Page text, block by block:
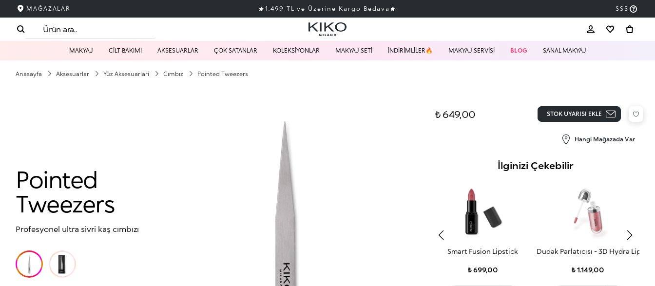
MAĞAZALAR 1.499 TL ve Üzerine Kargo Bedava SSS
MAKYAJ CİLT BAKIMI AKSESUARLAR ÇOK SATANLAR KOLEKSİYONLAR MAKYAJ SETİ İNDİRİMLİLER🔥 MAKYAJ SERVİSİ BLOG SANAL MAKYAJ
Anasayfa Aksesuarlar Yüz Aksesuarlari Cımbız Pointed Tweezers
Pointed
Tweezers
Profesyonel ultra sivri kaş cımbızı
₺ 649,00 STOK UYARISI EKLE
Hangi Mağazada Var
İlginizi Çekebilir
Smart Fusion Lipstick
₺ 699,00
Dudak Parlatıcısı - 3D Hydra Lip
₺ 1.149,00